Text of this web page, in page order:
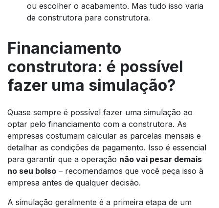
ou escolher o acabamento. Mas tudo isso varia
de construtora para construtora.
Financiamento
construtora: é possível
fazer uma simulação?
Quase sempre é possível fazer uma simulação ao
optar pelo financiamento com a construtora. As
empresas costumam calcular as parcelas mensais e
detalhar as condições de pagamento. Isso é essencial
para garantir que a operação não vai pesar demais
no seu bolso – recomendamos que você peça isso à
empresa antes de qualquer decisão.
A simulação geralmente é a primeira etapa de um